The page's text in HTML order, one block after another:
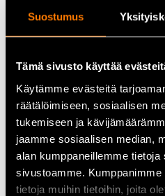
Suostumus
Tämä sivusto käyttää
Käytämme evästeitä
räätälöimiseen, sosiaalisen
tukemiseen ja
jaamme sosiaalisen median,
alan kumppaneillemme
sivustoamme.
tietoja muihin tietoihin, joita
Tekniset tiedot
Jousiteräs
•Mukana:Kuusiokoloavain
•Korkeus:n. 80 mm
•Takuu:12 kk
Käyttökohteet